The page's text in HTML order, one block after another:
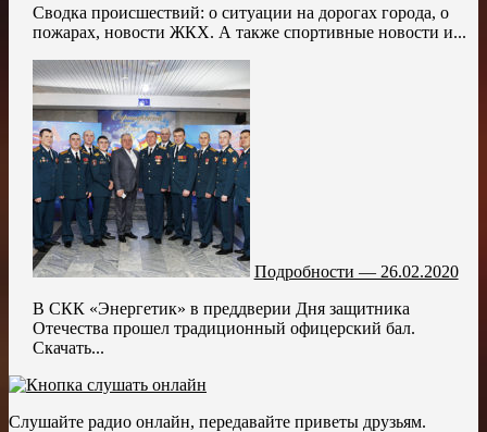
Сводка происшествий: о ситуации на дорогах города, о
пожарах, новости ЖКХ. А также спортивные новости и...
Подробности — 26.02.2020
В СКК «Энергетик» в преддверии Дня защитника
Отечества прошел традиционный офицерский бал.
Скачать...
Слушайте радио онлайн, передавайте приветы друзьям.